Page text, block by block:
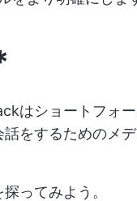
はショートフォー
をするためのメ
ってみよう。